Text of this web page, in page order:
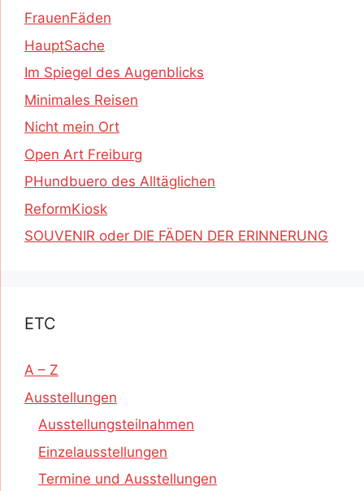
FrauenFäden
HauptSache
Im Spiegel des Augenblicks
Minimales Reisen
Nicht mein Ort
Open Art Freiburg
PHundbuero des Alltäglichen
ReformKiosk
SOUVENIR oder DIE FÄDEN DER ERINNERUNG
ETC
A – Z
Ausstellungen
Ausstellungsteilnahmen
Einzelausstellungen
Termine und Ausstellungen